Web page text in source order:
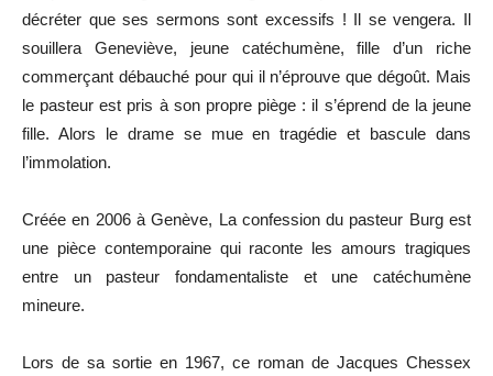
décréter que ses sermons sont excessifs ! Il se vengera. Il
souillera Geneviève, jeune catéchumène, fille d’un riche
commerçant débauché pour qui il n’éprouve que dégoût. Mais
le pasteur est pris à son propre piège : il s’éprend de la jeune
fille. Alors le drame se mue en tragédie et bascule dans
l’immolation.
Créée en 2006 à Genève, La confession du pasteur Burg est
une pièce contemporaine qui raconte les amours tragiques
entre un pasteur fondamentaliste et une catéchumène
mineure.
Lors de sa sortie en 1967, ce roman de Jacques Chessex